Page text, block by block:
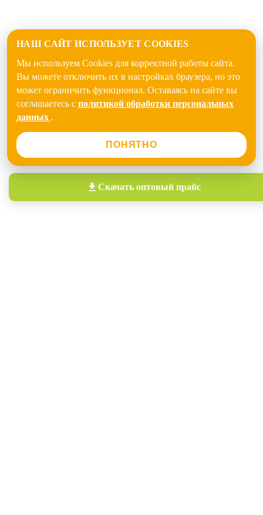
НАШ САЙТ ИСПОЛЬЗУЕТ COOKIES
Мы используем Cookies для корректной работы сайта.
Вы можете отключить их в настройках браузера, но это
может ограничить функционал. Оставаясь на сайте вы
соглашаетесь с политикой обработки персональных
данных .
ПОНЯТНО
Скачать оптовый прайс